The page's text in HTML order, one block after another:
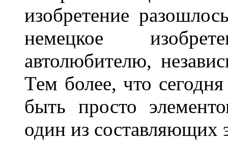
изобретение
немецкое
автолюбителю,
Тем более, что сегодня
быть просто
один из